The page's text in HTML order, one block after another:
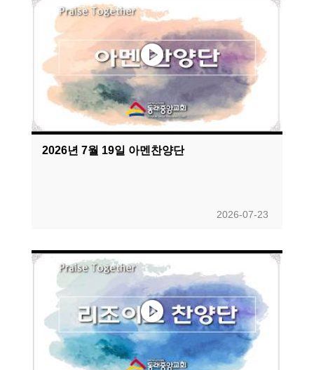
2026년 7월 19일 아멘찬양단
2026-07-23